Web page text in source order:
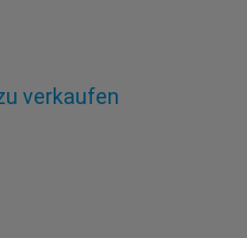
verkaufen